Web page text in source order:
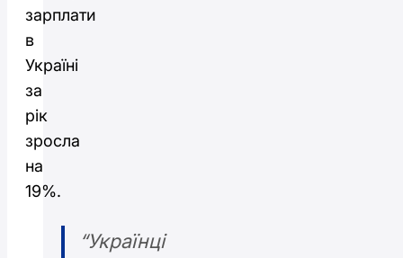
зарплати
в
Україні
за
рік
зросла
на
19%.
“Українці